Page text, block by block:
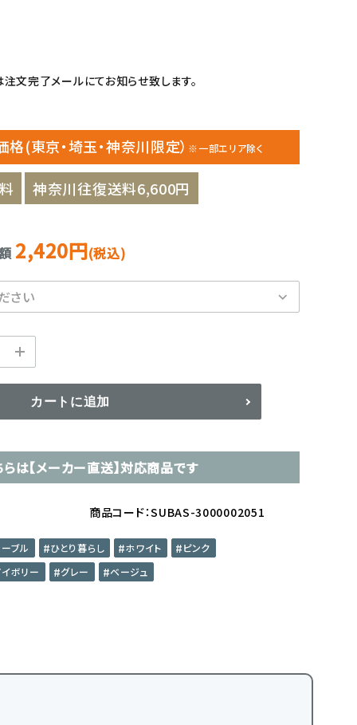
文完了メールにてお知らせ致します。
格(東京・埼玉・神奈川限定） ※一部エリア除く
神奈川往復送料6,600円
2,420円(税込)
カートに追加
らは【メーカー直送】対応商品です
商品コード：SUBAS-3000002051
ブル ひとり暮らし ホワイト
ピンク
ボリー
グレー ベージュ